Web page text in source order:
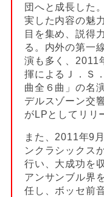
団へと成長した
実した内容の魅
目を集め、説得
る。内外の第一
演も多く、2011
揮によるＪ．Ｓ
曲全６曲」の名
デルスゾーン交
がLPとしてリリ
また、2011年9
ンクラシックス
行い、大成功を
アンサンブル界
任し、ボッセ前